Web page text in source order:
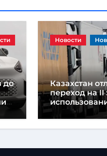
до
Новости
Казахстан
переход на II
из-за
устройств